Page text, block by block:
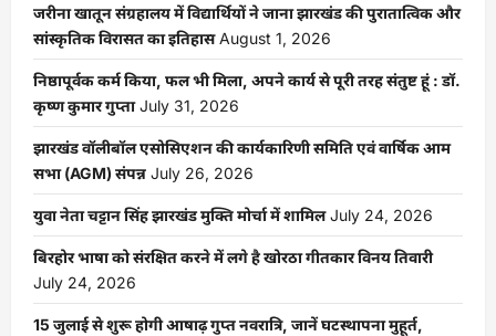
जरीना खातून संग्रहालय में विद्यार्थियों ने जाना झारखंड की पुरातात्विक और
सांस्कृतिक विरासत का इतिहास August 1, 2026
निष्ठापूर्वक कर्म किया, फल भी मिला, अपने कार्य से पूरी तरह संतुष्ट हूं : डॉ.
कृष्ण कुमार गुप्ता July 31, 2026
झारखंड वॉलीबॉल एसोसिएशन की कार्यकारिणी समिति एवं वार्षिक आम
सभा (AGM) संपन्न July 26, 2026
युवा नेता चट्टान सिंह झारखंड मुक्ति मोर्चा में शामिल July 24, 2026
बिरहोर भाषा को संरक्षित करने में लगे है खोरठा गीतकार विनय तिवारी
July 24, 2026
15 जुलाई से शुरू होगी आषाढ़ गुप्त नवरात्रि, जानें घटस्थापना मुहूर्त,